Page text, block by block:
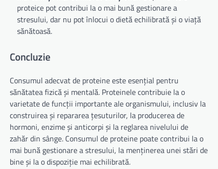
proteice pot contribui la o mai bună gestionare a
stresului, dar nu pot înlocui o dietă echilibrată și o viață
sănătoasă.
Concluzie
Consumul adecvat de proteine este esențial pentru
sănătatea fizică și mentală. Proteinele contribuie la o
varietate de funcții importante ale organismului, inclusiv la
construirea și repararea țesuturilor, la producerea de
hormoni, enzime și anticorpi și la reglarea nivelului de
zahăr din sânge. Consumul de proteine poate contribui la o
mai bună gestionare a stresului, la menținerea unei stări de
bine și la o dispoziție mai echilibrată.